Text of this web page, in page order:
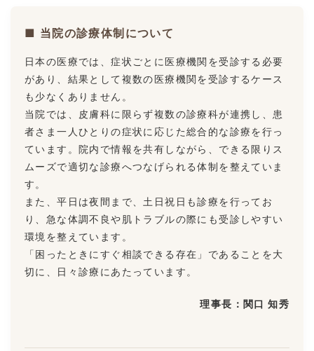
■ 当院の診療体制について
日本の医療では、症状ごとに医療機関を受診する必要
があり、結果として複数の医療機関を受診するケース
も少なくありません。
当院では、皮膚科に限らず複数の診療科が連携し、患
者さま一人ひとりの症状に応じた総合的な診療を行っ
ています。院内で情報を共有しながら、できる限りス
ムーズで適切な診療へつなげられる体制を整えていま
す。
また、平日は夜間まで、土日祝日も診療を行ってお
り、急な体調不良や肌トラブルの際にも受診しやすい
環境を整えています。
「困ったときにすぐ相談できる存在」であることを大
切に、日々診療にあたっています。
理事長：関口 知秀